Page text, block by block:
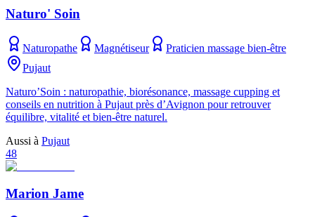
Naturo' Soin
Naturopathe Magnétiseur
Praticien massage bien-être
Pujaut
Naturo’Soin : naturopathie, biorésonance, massage cupping et
conseils en nutrition à Pujaut près d’Avignon pour retrouver
équilibre, vitalité et bien-être naturel.
Aussi à Pujaut
48
Marion Jame